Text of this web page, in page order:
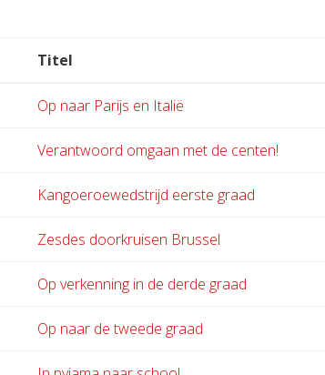
Titel
Op naar Parijs en Italië
Verantwoord omgaan met de centen!
Kangoeroewedstrijd eerste graad
Zesdes doorkruisen Brussel
Op verkenning in de derde graad
Op naar de tweede graad